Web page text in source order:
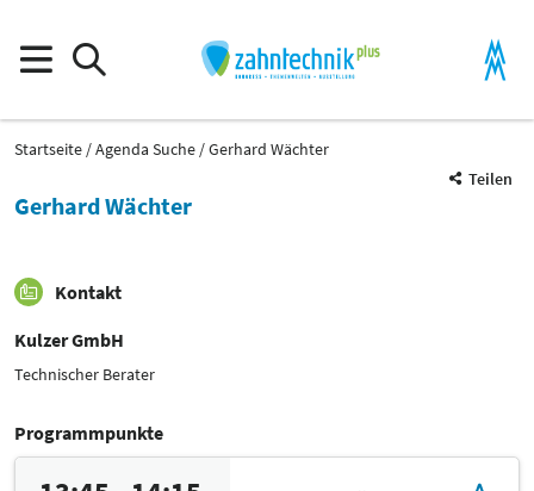
Startseite Agenda Suche
Gerhard Wächter
Teilen
Gerhard Wächter
Kontakt
Kulzer GmbH
Technischer Berater
Programmpunkte